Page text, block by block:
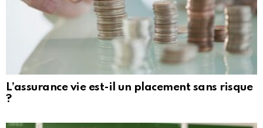
L’assurance vie est-il un placement sans risque
?